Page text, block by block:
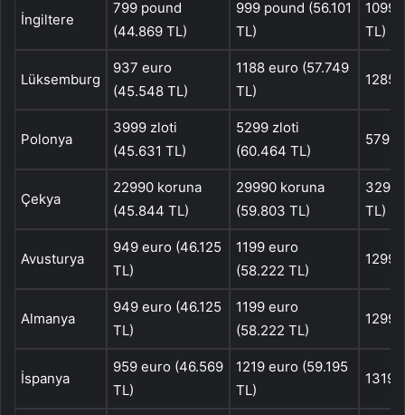
İngiltere
799 pound
(44.869 TL)
999 pound (56.101
TL)
1099
TL)
Lüksemburg
937 euro
(45.548 TL)
1188 euro (57.749
TL)
1285
Polonya
3999 zloti
(45.631 TL)
5299 zloti
(60.464 TL)
5799
Çekya
22990 koruna
(45.844 TL)
29990 koruna
(59.803 TL)
TL)
Avusturya
949 euro (46.125
TL)
1199 euro
(58.222 TL)
1299
Almanya
949 euro (46.125
TL)
1199 euro
(58.222 TL)
1299
İspanya
959 euro (46.569
TL)
1219 euro (59.195
TL)
1319